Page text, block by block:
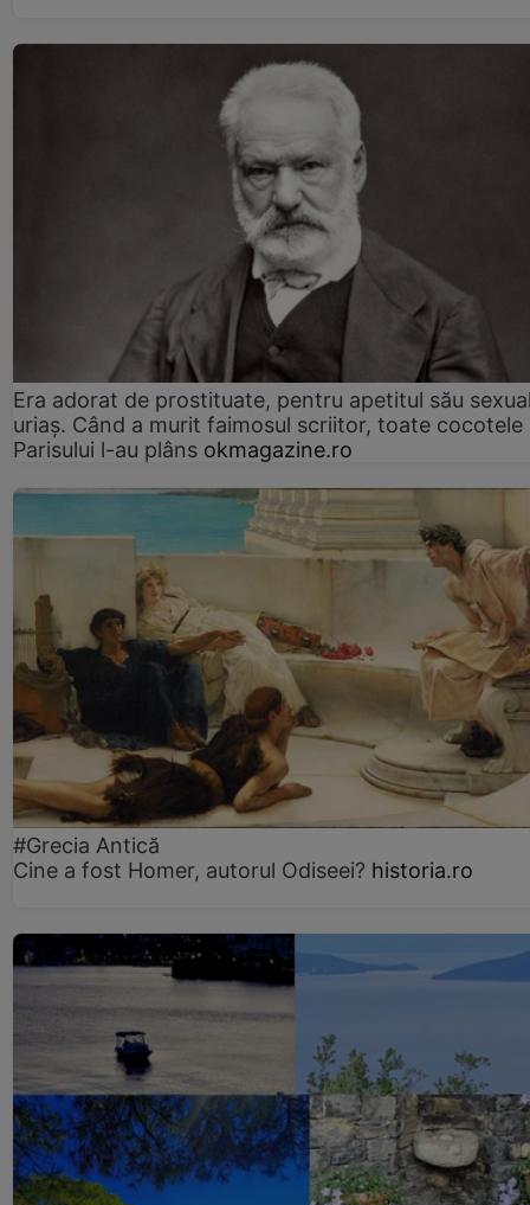
Era adorat de prostituate, pentru apetitul său
uriaș. Când a murit faimosul scriitor, toate cocotele
Parisului l-au plâns okmagazine.ro
#Grecia Antică
Cine a fost Homer, autorul Odiseei? historia.ro